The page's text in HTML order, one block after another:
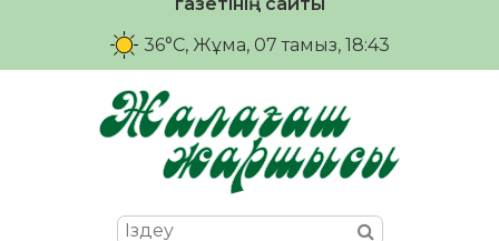
36°C, Жұма, 07 тамыз, 18:43